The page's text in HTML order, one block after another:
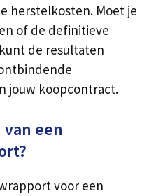
herstelkosten. Moet je
of de definitieve
de resultaten
jouw koopcontract.
een
voor een